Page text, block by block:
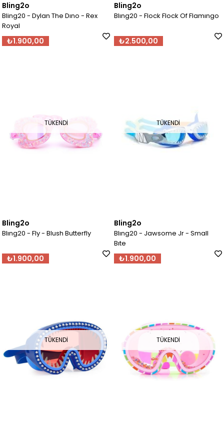
Bling2o
Bling20 - Dylan The Dıno - Rex
Royal
₺1.900,00
Bling2o
Blıng20 - Flock Flock Of Flamıngo
₺2.500,00
TÜKENDI
Bling2o
Blıng20 - Fly - Blush Butterfly
₺1.900,00
TÜKENDI
Bling2o
Blıng20 - Jawsome Jr - Small
Bıte
₺1.900,00
TÜKENDI TÜKENDI